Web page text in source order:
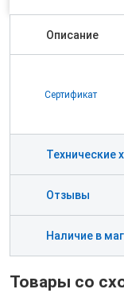
Описание
Сертификат
Технические
Отзывы
Наличие в
Товары со